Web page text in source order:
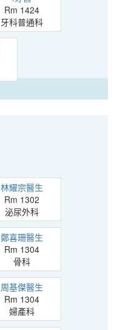
Rm 1424
牙科普通科
林耀宗醫生
Rm 1302
泌尿外科
鄭喜珊醫生
Rm 1304
骨科
周基傑醫生
Rm 1304
婦產科